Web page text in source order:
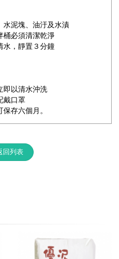
水泥塊、油汙及水漬
桶必須清潔乾淨
水，靜置３分鐘
即以清水沖洗
戴口罩
存六個月。
回列表